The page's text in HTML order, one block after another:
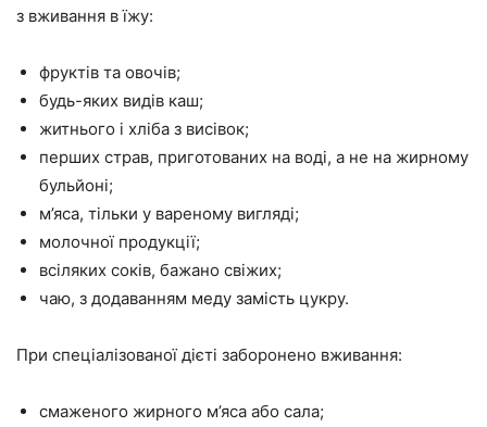
з вживання в їжу:
фруктів та овочів;
будь-яких видів каш;
житнього і хліба з висівок;
перших страв, приготованих на воді, а не на жирному
бульйоні;
м’яса, тільки у вареному вигляді;
молочної продукції;
всіляких соків, бажано свіжих;
чаю, з додаванням меду замість цукру.
При спеціалізованої дієті заборонено вживання:
смаженого жирного м’яса або сала;